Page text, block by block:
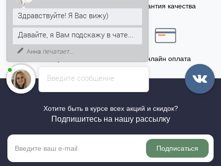
Бонусы за покупку
5% на Ваш счет
Гарантия качества
Онлайн оплата
Хотите быть в курсе всех акций и скидок?
Подпишитесь на нашу рассылку
Подписаться
Введите сообщение
Здравствуйте! Я Вас вижу)
Давайте, я Вам подскажу в чате...
Анна печатает...